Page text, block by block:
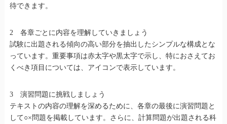
待できます。
2 各章ごとに内容を理解していきましょう
試験に出題される傾向の高い部分を抽出したシンプルな構成とな
っています。重要事項は赤太字や黒太字で示し、特におさえてお
くべき項目については、アイコンで表示しています。
3 演習問題に挑戦しましょう
テキストの内容の理解を深めるために、各章の最後に演習問題と
して○×問題を掲載しています。さらに、計算問題が出題される科